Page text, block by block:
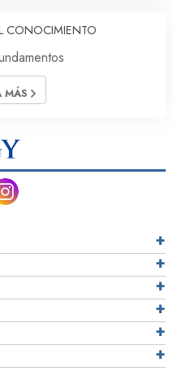
CONOCIMIENTO
MÁS